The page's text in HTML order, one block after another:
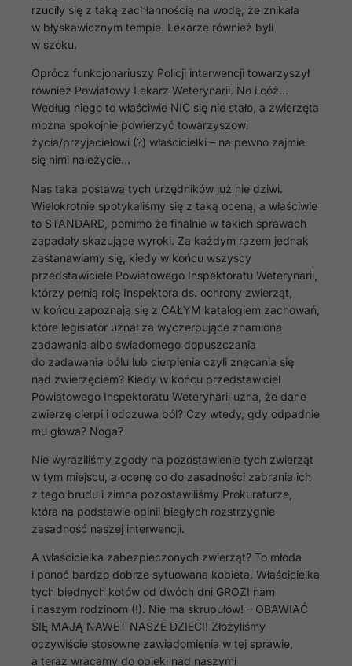
rzuciły się z taką zachłannością na wodę, że znikała
w błyskawicznym tempie. Lekarze również byli
w szoku.
Oprócz funkcjonariuszy Policji interwencji towarzyszył
również Powiatowy Lekarz Weterynarii. No i cóż…
Według niego to właściwie NIC się nie stało, a zwierzęta
można spokojnie powierzyć towarzyszowi
życia/przyjacielowi (?) właścicielki – na pewno zajmie
się nimi należycie…
Nas taka postawa tych urzędników już nie dziwi.
Wielokrotnie spotykaliśmy się z taką oceną, a właściwie
to STANDARD, pomimo że finalnie w takich sprawach
zapadały skazujące wyroki. Za każdym razem jednak
zastanawiamy się, kiedy w końcu wszyscy
przedstawiciele Powiatowego Inspektoratu Weterynarii,
którzy pełnią rolę Inspektora ds. ochrony zwierząt,
w końcu zapoznają się z CAŁYM katalogiem zachowań,
które legislator uznał za wyczerpujące znamiona
zadawania albo świadomego dopuszczania
do zadawania bólu lub cierpienia czyli znęcania się
nad zwierzęciem? Kiedy w końcu przedstawiciel
Powiatowego Inspektoratu Weterynarii uzna, że dane
zwierzę cierpi i odczuwa ból? Czy wtedy, gdy odpadnie
mu głowa? Noga?
Nie wyraziliśmy zgody na pozostawienie tych zwierząt
w tym miejscu, a ocenę co do zasadności zabrania ich
z tego brudu i zimna pozostawiliśmy Prokuraturze,
która na podstawie opinii biegłych rozstrzygnie
zasadność naszej interwencji.
A właścicielka zabezpieczonych zwierząt? To młoda
i ponoć bardzo dobrze sytuowana kobieta. Właścicielka
tych biednych kotów od dwóch dni GROZI nam
i naszym rodzinom (!). Nie ma skrupułów! – OBAWIAĆ
SIĘ MAJĄ NAWET NASZE DZIECI! Złożyliśmy
oczywiście stosowne zawiadomienia w tej sprawie,
a teraz wracamy do opieki nad naszymi